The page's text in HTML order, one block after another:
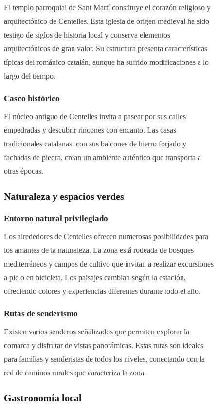
El templo parroquial de Sant Martí constituye el corazón religioso y
arquitectónico de Centelles. Esta iglesia de origen medieval ha sido
testigo de siglos de historia local y conserva elementos
arquitectónicos de gran valor. Su estructura presenta características
típicas del románico catalán, aunque ha sufrido modificaciones a lo
largo del tiempo.
Casco histórico
El núcleo antiguo de Centelles invita a pasear por sus calles
empedradas y descubrir rincones con encanto. Las casas
tradicionales catalanas, con sus balcones de hierro forjado y
fachadas de piedra, crean un ambiente auténtico que transporta a
otras épocas.
Naturaleza y espacios verdes
Entorno natural privilegiado
Los alrededores de Centelles ofrecen numerosas posibilidades para
los amantes de la naturaleza. La zona está rodeada de bosques
mediterráneos y campos de cultivo que invitan a realizar excursiones
a pie o en bicicleta. Los paisajes cambian según la estación,
ofreciendo colores y experiencias diferentes durante todo el año.
Rutas de senderismo
Existen varios senderos señalizados que permiten explorar la
comarca y disfrutar de vistas panorámicas. Estas rutas son ideales
para familias y senderistas de todos los niveles, conectando con la
red de caminos rurales que caracteriza la zona.
Gastronomía local